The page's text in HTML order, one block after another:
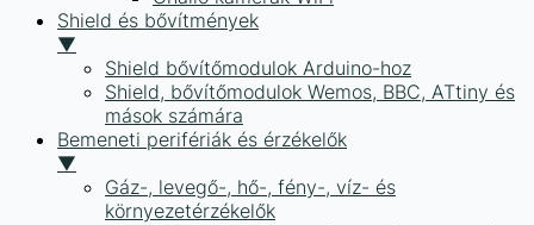
Shield és bővítmények
▼
Shield bővítőmodulok Arduino-hoz
Shield, bővítőmodulok Wemos, BBC, ATtiny és
mások számára
Bemeneti perifériák és érzékelők
▼
Gáz-, levegő-, hő-, fény-, víz- és
környezetérzékelők